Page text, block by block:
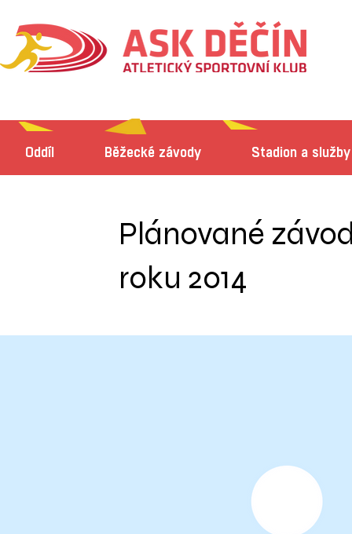
Oddíl Běžecké závody Stadion a služby
Plánované
roku 2014